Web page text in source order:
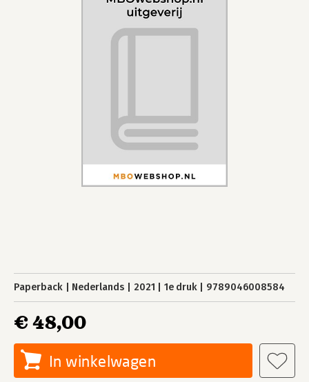
Paperback Nederlands 2021 1e druk 9789046008584
€ 48,00
In winkelwagen